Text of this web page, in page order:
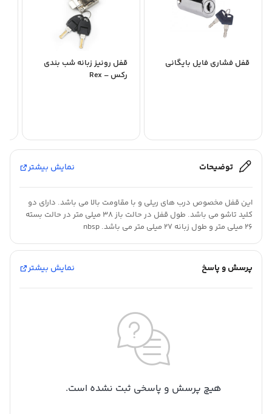
قفل فشاری فایل بایگانی
قفل رونیز زبانه شب بندی
رکس – Rex
توضیحات نمایش بیشتر
این قفل مخصوص درب های ریلی و با مقاومت بالا می باشد. دارای دو
کلید تاشو می باشد. طول قفل در حالت باز 38 میلی متر در حالت بسته
26 میلی متر و طول زبانه 27 میلی متر می باشد. nbsp
پرسش و پاسخ نمایش بیشتر
هیچ پرسش و پاسخی ثبت نشده است.